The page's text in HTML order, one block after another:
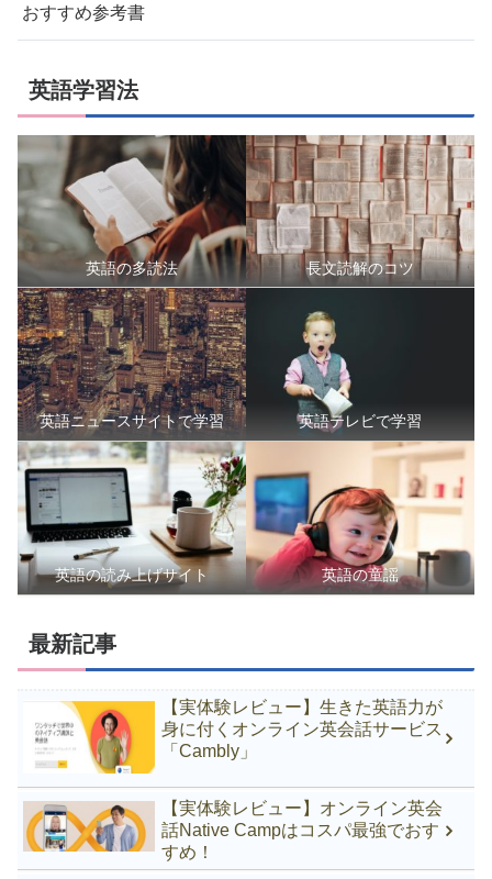
おすすめ参考書
英語学習法
英語の多読法 長文読解のコツ
英語ニュースサイトで学習 英語テレビで学習
英語の読み上げサイト 英語の童謡
最新記事
【実体験レビュー】生きた英語力が
身に付くオンライン英会話サービス
「Cambly」
【実体験レビュー】オンライン英会
話Native Campはコスパ最強でおす
すめ！